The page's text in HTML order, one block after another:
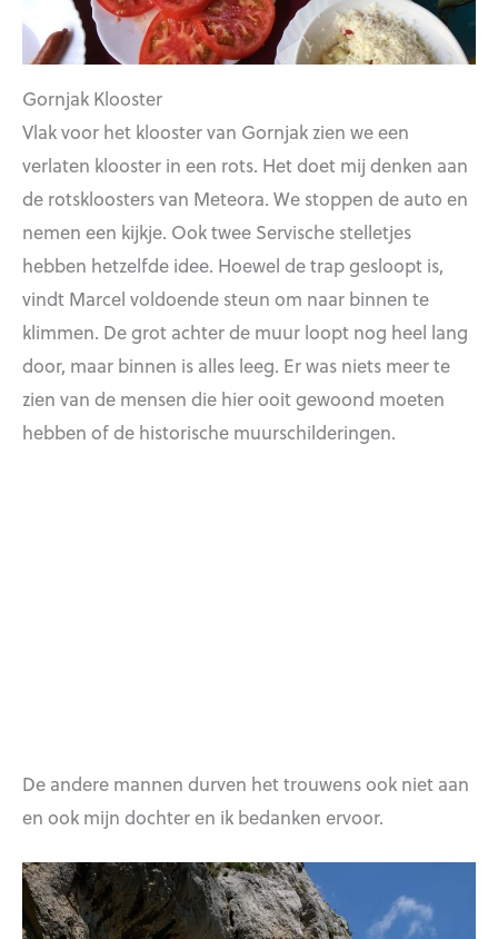
Gornjak Klooster
Vlak voor het klooster van Gornjak zien we een
verlaten klooster in een rots. Het doet mij denken aan
de rotskloosters van Meteora. We stoppen de auto en
nemen een kijkje. Ook twee Servische stelletjes
hebben hetzelfde idee. Hoewel de trap gesloopt is,
vindt Marcel voldoende steun om naar binnen te
klimmen. De grot achter de muur loopt nog heel lang
door, maar binnen is alles leeg. Er was niets meer te
zien van de mensen die hier ooit gewoond moeten
hebben of de historische muurschilderingen.
De andere mannen durven het trouwens ook niet aan
en ook mijn dochter en ik bedanken ervoor.